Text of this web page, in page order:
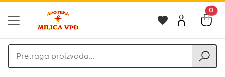
0
Pretraga
proizvoda